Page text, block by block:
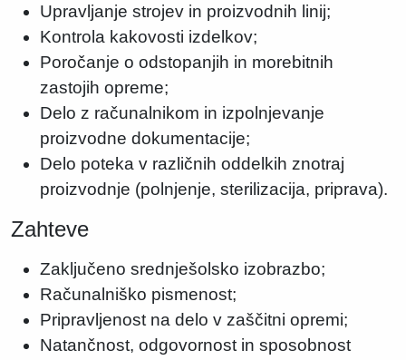
Upravljanje strojev in proizvodnih linij;
Kontrola kakovosti izdelkov;
Poročanje o odstopanjih in morebitnih
zastojih opreme;
Delo z računalnikom in izpolnjevanje
proizvodne dokumentacije;
Delo poteka v različnih oddelkih znotraj
proizvodnje (polnjenje, sterilizacija, priprava).
Zahteve
Zaključeno srednješolsko izobrazbo;
Računalniško pismenost;
Pripravljenost na delo v zaščitni opremi;
Natančnost, odgovornost in sposobnost